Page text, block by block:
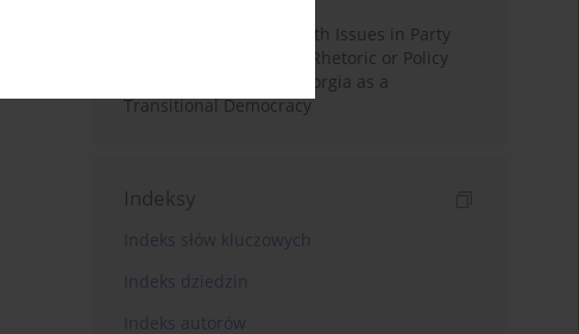
The Politicisation of Youth Issues in Party
Programmes: Symbolic Rhetoric or Policy
Priority? The Case of Georgia as a
Transitional Democracy
Indeksy
Indeks słów kluczowych
Indeks dziedzin
Indeks autorów